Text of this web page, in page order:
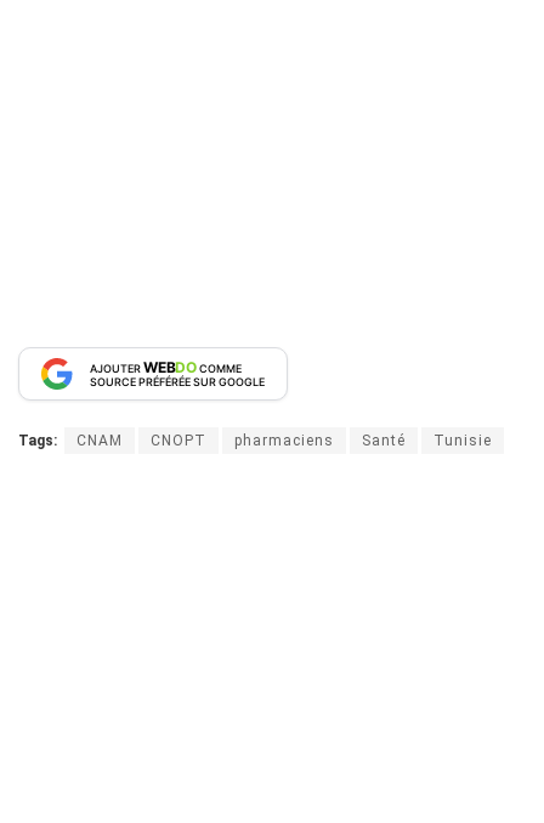
AJOUTERWEBDOCOMME
SOURCE PRÉFÉRÉE SUR GOOGLE
Tags: CNAM CNOPT pharmaciens Santé Tunisie